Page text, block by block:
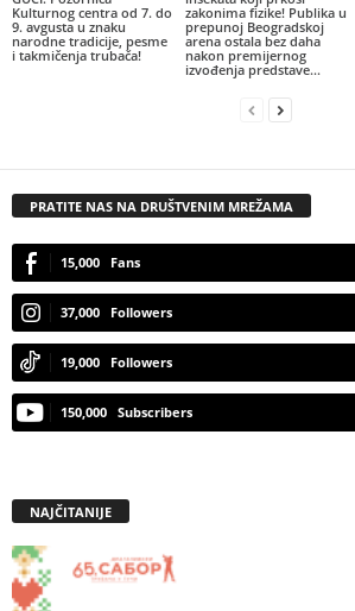
Kulturnog centra od 7. do
9. avgusta u znaku
narodne tradicije, pesme
i takmičenja trubača!
zakonima fizike! Publika u
prepunoj Beogradskoj
arena ostala bez daha
nakon premijernog
izvođenja predstave...
PRATITE NAS NA DRUŠTVENIM MREŽAMA
15,000 Fans
37,000 Followers
19,000 Followers
150,000 Subscribers
NAJČITANIJE